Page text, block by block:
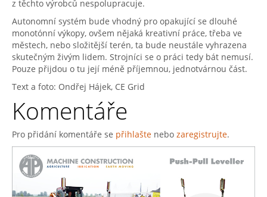
z těchto výrobců nespolupracuje.
Autonomní systém bude vhodný pro opakující se dlouhé
monotónní výkopy, ovšem nějaká kreativní práce, třeba ve
městech, nebo složitější terén, ta bude neustále vyhrazena
skutečným živým lidem. Strojníci se o práci tedy bát nemusí.
Pouze přijdou o tu její méně příjemnou, jednotvárnou část.
Text a foto: Ondřej Hájek, CE Grid
Komentáře
Pro přidání komentáře se přihlašte nebo zaregistrujte.